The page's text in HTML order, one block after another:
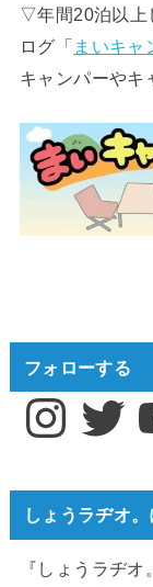
▽年間20泊以上
ログ「 まいキャ
キャンパーやキ
フォローする
InstagramTwitter
しょうラヂオ
『しょうラヂ